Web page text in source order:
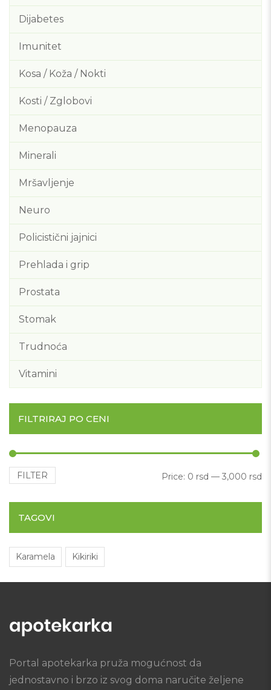
Dijabetes
Imunitet
Kosa / Koža / Nokti
Kosti / Zglobovi
Menopauza
Minerali
Mršavljenje
Neuro
Policistični jajnici
Prehlada i grip
Prostata
Stomak
Trudnoća
Vitamini
FILTRIRAJ PO CENI
FILTER Price: 0 rsd — 3,000 rsd
TAGOVI
Karamela Kikiriki
Portal apotekarka pruža mogućnost da
jednostavno i brzo iz svog doma naručite željene